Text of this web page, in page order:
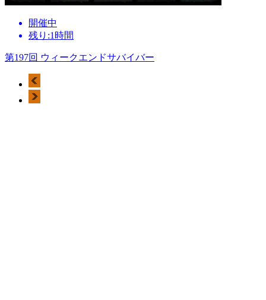
開催中
残り:1時間
第197回 ウィークエンドサバイバー